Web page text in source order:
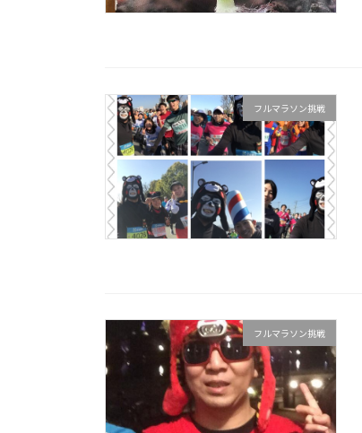
フルマラソン挑戦
フルマラソン挑戦